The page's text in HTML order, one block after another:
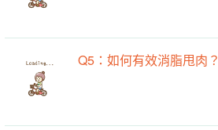
Q5：如何有效消脂甩肉？